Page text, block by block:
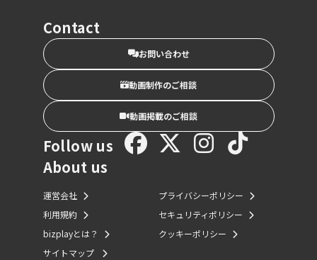
Contact
お問い合わせ
動画制作のご相談
動画掲載のご相談
Follow us
About us
運営会社
利用規約
bizplayとは？
サイトマップ
プライバシーポリシー
セキュリティポリシー
クッキーポリシー